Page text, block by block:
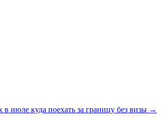
июле куда поехать за границу без визы →